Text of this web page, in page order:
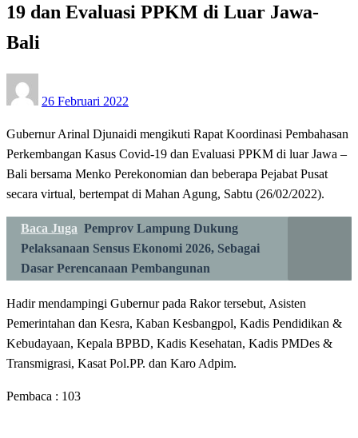
19 dan Evaluasi PPKM di Luar Jawa-
Bali
on
26 Februari 2022
Gubernur Arinal Djunaidi mengikuti Rapat Koordinasi Pembahasan
Perkembangan Kasus Covid-19 dan Evaluasi PPKM di luar Jawa –
Bali bersama Menko Perekonomian dan beberapa Pejabat Pusat
secara virtual, bertempat di Mahan Agung, Sabtu (26/02/2022).
Baca Juga Pemprov Lampung Dukung
Pelaksanaan Sensus Ekonomi 2026, Sebagai
Dasar Perencanaan Pembangunan
Hadir mendampingi Gubernur pada Rakor tersebut, Asisten
Pemerintahan dan Kesra, Kaban Kesbangpol, Kadis Pendidikan &
Kebudayaan, Kepala BPBD, Kadis Kesehatan, Kadis PMDes &
Transmigrasi, Kasat Pol.PP. dan Karo Adpim.
Pembaca : 103